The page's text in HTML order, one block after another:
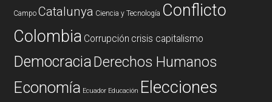
Campo Catalunya Ciencia y Tecnología Conflicto
Colombia Corrupción crisis capitalismo
DemocraciaDerechos Humanos
Economía Ecuador Educación Elecciones